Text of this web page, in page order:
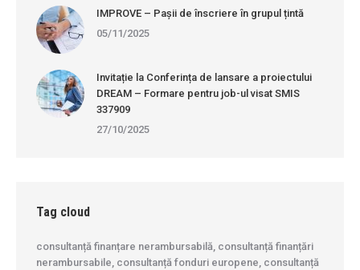
IMPROVE – Pașii de înscriere în grupul țintă
05/11/2025
Invitație la Conferința de lansare a proiectului
DREAM – Formare pentru job-ul visat SMIS
337909
27/10/2025
Tag cloud
consultanță finanțare nerambursabilă, consultanță finanțări
nerambursabile, consultanță fonduri europene, consultanță